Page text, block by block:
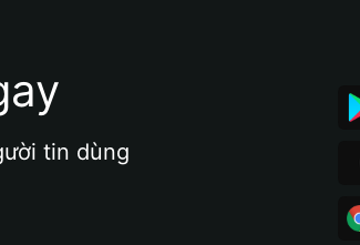
tin dùng